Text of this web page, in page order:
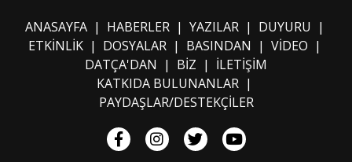
ANASAYFA| HABERLER| YAZILAR| DUYURU |
ETKİNLİK| DOSYALAR| BASINDAN | VİDEO |
DATÇA'DAN | BİZ | İLETİŞİM
KATKIDA BULUNANLAR |
PAYDAŞLAR/DESTEKÇİLER